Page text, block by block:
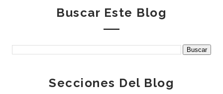
Buscar Este Blog
Secciones Del Blog